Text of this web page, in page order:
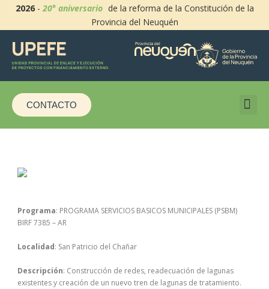
2026-20° aniversario de la reforma de la Constitución de la
Provincia del Neuquén
CONTACTO
Programa: PROGRAMA SERVICIOS BASICOS MUNICIPALES (PSBM)
BIRF 7385 – AR
Localidad: San Patricio del Chañar
Descripción: Construcción de redes, readecuación de lagunas
existentes y creación de un nuevo tren de lagunas de tratamiento.